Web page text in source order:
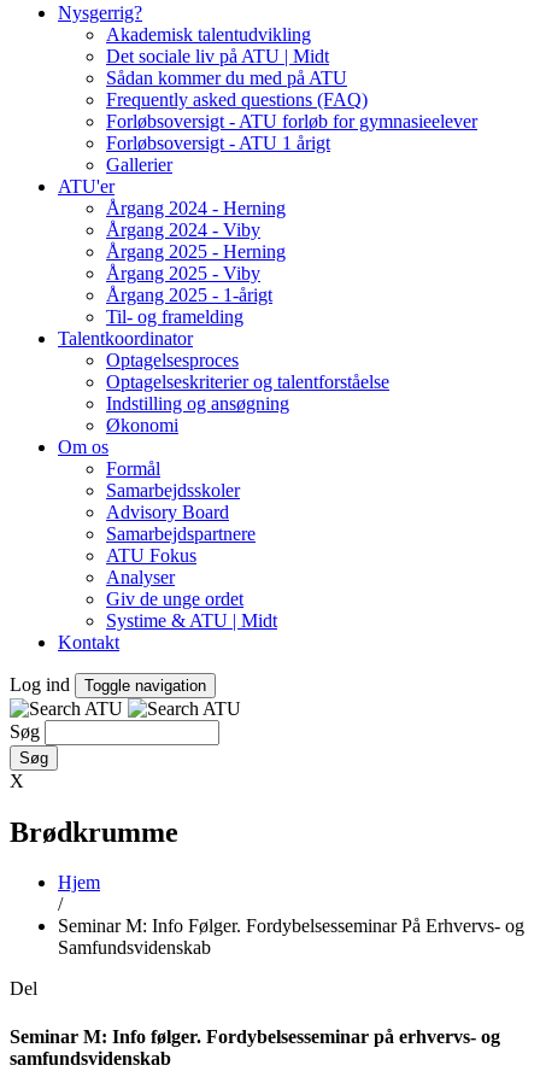
Nysgerrig?
Akademisk talentudvikling
Det sociale liv på ATU | Midt
Sådan kommer du med på ATU
Frequently asked questions (FAQ)
Forløbsoversigt - ATU forløb for gymnasieelever
Forløbsoversigt - ATU 1 årigt
Gallerier
ATU'er
Årgang 2024 - Herning
Årgang 2024 - Viby
Årgang 2025 - Herning
Årgang 2025 - Viby
Årgang 2025 - 1-årigt
Til- og framelding
Talentkoordinator
Optagelsesproces
Optagelseskriterier og talentforståelse
Indstilling og ansøgning
Økonomi
Om os
Formål
Samarbejdsskoler
Advisory Board
Samarbejdspartnere
ATU Fokus
Analyser
Giv de unge ordet
Systime & ATU | Midt
Kontakt
Log ind Toggle navigation
Søg
X
Brødkrumme
Hjem
/
Seminar M: Info Følger. Fordybelsesseminar På Erhvervs- og
Samfundsvidenskab
Del
Seminar M: Info følger. Fordybelsesseminar på erhvervs- og
samfundsvidenskab